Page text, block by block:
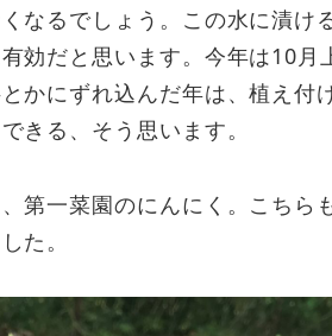
なるでしょう。この水に漬け
効だと思います。今年は10月
かにずれ込んだ年は、植え付
きる、そう思います。
第一菜園のにんにく。こちら
た。